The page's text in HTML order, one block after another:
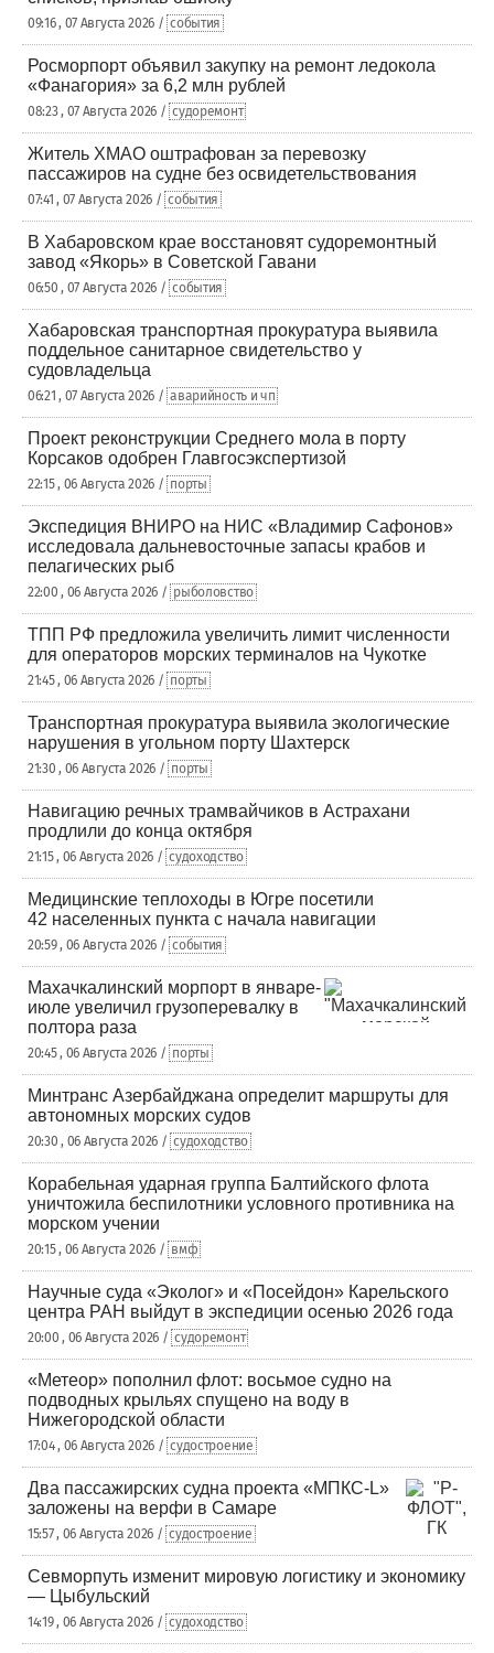
09:16 , 07 Августа 2026 / события
Росморпорт объявил закупку на ремонт ледокола
«Фанагория» за 6,2 млн рублей
08:23 , 07 Августа 2026 / судоремонт
Житель ХМАО оштрафован за перевозку
пассажиров на судне без освидетельствования
07:41 , 07 Августа 2026 / события
В Хабаровском крае восстановят судоремонтный
завод «Якорь» в Советской Гавани
06:50 , 07 Августа 2026 / события
Хабаровская транспортная прокуратура выявила
поддельное санитарное свидетельство у
судовладельца
06:21 , 07 Августа 2026 / аварийность и чп
Проект реконструкции Среднего мола в порту
Корсаков одобрен Главгосэкспертизой
22:15 , 06 Августа 2026 / порты
Экспедиция ВНИРО на НИС «Владимир Сафонов»
исследовала дальневосточные запасы крабов и
пелагических рыб
22:00 , 06 Августа 2026 / рыболовство
ТПП РФ предложила увеличить лимит численности
для операторов морских терминалов на Чукотке
21:45 , 06 Августа 2026 / порты
Транспортная прокуратура выявила экологические
нарушения в угольном порту Шахтерск
21:30 , 06 Августа 2026 / порты
Навигацию речных трамвайчиков в Астрахани
продлили до конца октября
21:15 , 06 Августа 2026 / судоходство
Медицинские теплоходы в Югре посетили
42 населенных пункта с начала навигации
20:59 , 06 Августа 2026 / события
Махачкалинский морпорт в январе-
июле увеличил грузоперевалку в
полтора раза
20:45 , 06 Августа 2026 / порты
Минтранс Азербайджана определит маршруты для
автономных морских судов
20:30 , 06 Августа 2026 / судоходство
Корабельная ударная группа Балтийского флота
уничтожила беспилотники условного противника на
морском учении
20:15 , 06 Августа 2026 / вмф
Научные суда «Эколог» и «Посейдон» Карельского
центра РАН выйдут в экспедиции осенью 2026 года
20:00 , 06 Августа 2026 / судоремонт
«Метеор» пополнил флот: восьмое судно на
подводных крыльях спущено на воду в
Нижегородской области
17:04 , 06 Августа 2026 / судостроение
Два пассажирских судна проекта «МПКС-L»
заложены на верфи в Самаре
15:57 , 06 Августа 2026 / судостроение
Севморпуть изменит мировую логистику и экономику
— Цыбульский
14:19 , 06 Августа 2026 / судоходство